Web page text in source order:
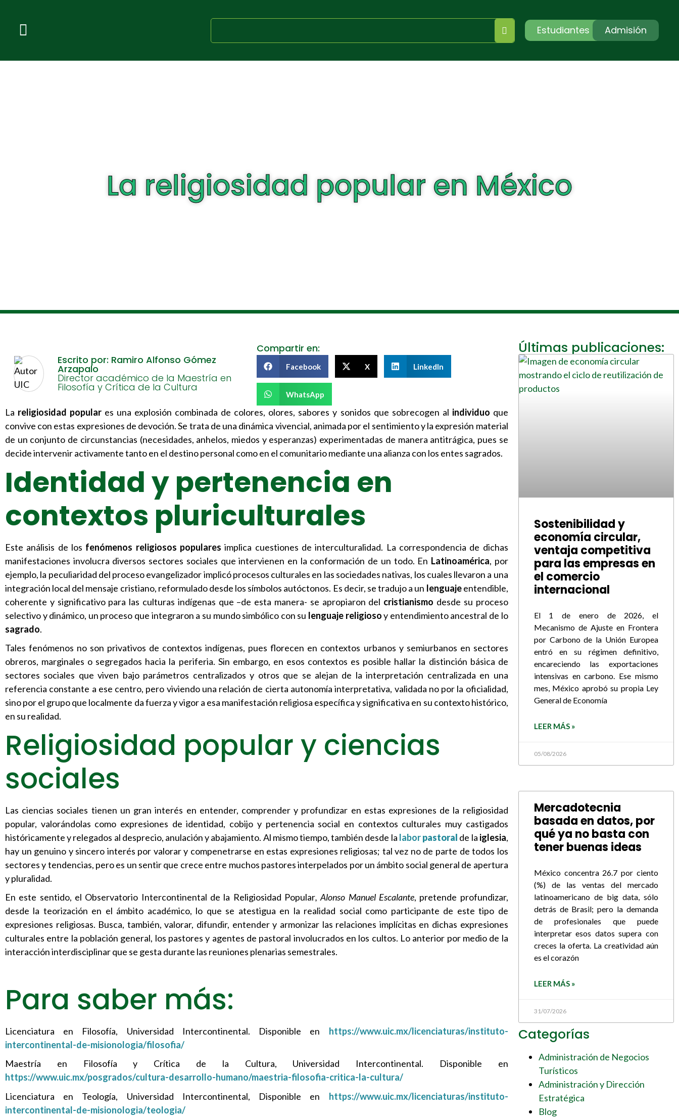
Estudiantes Admisión
La religiosidad popular en México
Escrito por: Ramiro Alfonso Gómez
Arzapalo
Director académico de la Maestría en
Filosofía y Crítica de la Cultura
Compartir en:
Facebook X LinkedIn
WhatsApp
La religiosidad popular es una explosión combinada de colores, olores, sabores y sonidos que sobrecogen al individuo que
convive con estas expresiones de devoción. Se trata de una dinámica vivencial, animada por el sentimiento y la expresión material
de un conjunto de circunstancias (necesidades, anhelos, miedos y esperanzas) experimentadas de manera antitrágica, pues se
decide intervenir activamente tanto en el destino personal como en el comunitario mediante una alianza con los entes sagrados.
Identidad y pertenencia en
contextos pluriculturales
Este análisis de los fenómenos religiosos populares implica cuestiones de interculturalidad. La correspondencia de dichas
manifestaciones involucra diversos sectores sociales que intervienen en la conformación de un todo. En Latinoamérica, por
ejemplo, la peculiaridad del proceso evangelizador implicó procesos culturales en las sociedades nativas, los cuales llevaron a una
integración local del mensaje cristiano, reformulado desde los símbolos autóctonos. Es decir, se tradujo a un lenguajeentendible,
coherente y significativo para las culturas indígenas que –de esta manera- se apropiaron del cristianismo desde su proceso
selectivo y dinámico, un proceso que integraron a su mundo simbólico con su lenguaje religiosoy entendimiento ancestral de lo
sagrado.
Tales fenómenos no son privativos de contextos indígenas, pues florecen en contextos urbanos y semiurbanos en sectores
obreros, marginales o segregados hacia la periferia. Sin embargo, en esos contextos es posible hallar la distinción básica de
sectores sociales que viven bajo parámetros centralizados y otros que se alejan de la interpretación centralizada en una
referencia constante a ese centro, pero viviendo una relación de cierta autonomía interpretativa, validada no por la oficialidad,
sino por el grupo que localmente da fuerza y vigor a esa manifestación religiosa específica y significativa en su contexto histórico,
en su realidad.
Religiosidad popular y ciencias
sociales
Las ciencias sociales tienen un gran interés en entender, comprender y profundizar en estas expresiones de la religiosidad
popular, valorándolas como expresiones de identidad, cobijo y pertenencia social en contextos culturales muy castigados
históricamente y relegados al desprecio, anulación y abajamiento. Al mismo tiempo, también desde la laborpastoral de la iglesia,
hay un genuino y sincero interés por valorar y compenetrarse en estas expresiones religiosas; tal vez no de parte de todos los
sectores y tendencias, pero es un sentir que crece entre muchos pastores interpelados por un ámbito social general de apertura
y pluralidad.
En este sentido, el Observatorio Intercontinental de la Religiosidad Popular, Alonso Manuel Escalante, pretende profundizar,
desde la teorización en el ámbito académico, lo que se atestigua en la realidad social como participante de este tipo de
expresiones religiosas. Busca, también, valorar, difundir, entender y armonizar las relaciones implícitas en dichas expresiones
culturales entre la población general, los pastores y agentes de pastoral involucrados en los cultos. Lo anterior por medio de la
interacción interdisciplinar que se gesta durante las reuniones plenarias semestrales.
Para saber más:
Licenciatura en Filosofía, Universidad Intercontinental. Disponible en https://www.uic.mx/licenciaturas/instituto-
intercontinental-de-misionologia/filosofia/
Maestría en Filosofía y Crítica de la Cultura, Universidad Intercontinental. Disponible en
https://www.uic.mx/posgrados/cultura-desarrollo-humano/maestria-filosofia-critica-la-cultura/
Licenciatura en Teología, Universidad Intercontinental, Disponible en https://www.uic.mx/licenciaturas/instituto-
intercontinental-de-misionologia/teologia/
Últimas publicaciones:
Sostenibilidad y
economía circular,
ventaja competitiva
para las empresas en
el comercio
internacional
El 1 de enero de 2026, el
Mecanismo de Ajuste en Frontera
por Carbono de la Unión Europea
entró en su régimen definitivo,
encareciendo las exportaciones
intensivas en carbono. Ese mismo
mes, México aprobó su propia Ley
General de Economía
LEER MÁS »
05/08/2026
Mercadotecnia
basada en datos, por
qué ya no basta con
tener buenas ideas
México concentra 26.7 por ciento
(%) de las ventas del mercado
latinoamericano de big data, sólo
detrás de Brasil; pero la demanda
de profesionales que puede
interpretar esos datos supera con
creces la oferta. La creatividad aún
es el corazón
LEER MÁS »
31/07/2026
Categorías
Administración de Negocios
Turísticos
Administración y Dirección
Estratégica
Blog